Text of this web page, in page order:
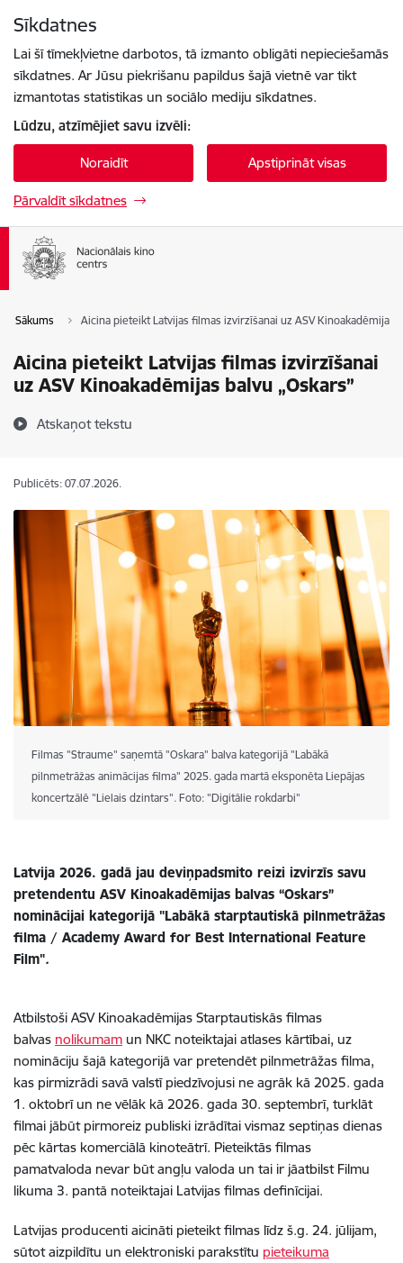
Sīkdatnes
Lai šī tīmekļvietne darbotos, tā izmanto obligāti nepieciešamās
sīkdatnes. Ar Jūsu piekrišanu papildus šajā vietnē var tikt
izmantotas statistikas un sociālo mediju sīkdatnes.
Lūdzu, atzīmējiet savu izvēli:
Noraidīt Apstiprināt visas
Pārvaldīt sīkdatnes
Sākums Aicina pieteikt Latvijas filmas izvirzīšanai uz ASV Kinoakadēmijas
Aicina pieteikt Latvijas filmas izvirzīšanai
uz ASV Kinoakadēmijas balvu „Oskars”
Atskaņot tekstu
Publicēts: 07.07.2026.
Filmas "Straume" saņemtā "Oskara" balva kategorijā "Labākā
pilnmetrāžas animācijas filma" 2025. gada martā eksponēta Liepājas
koncertzālē "Lielais dzintars". Foto: "Digitālie rokdarbi"
Latvija 2026. gadā jau deviņpadsmito reizi izvirzīs savu
pretendentu ASV Kinoakadēmijas balvas “Oskars”
nominācijai kategorijā "Labākā starptautiskā pilnmetrāžas
filma / Academy Award for Best International Feature
Film".
Atbilstoši ASV Kinoakadēmijas Starptautiskās filmas
balvas nolikumam un NKC noteiktajai atlases kārtībai, uz
nomināciju šajā kategorijā var pretendēt pilnmetrāžas filma,
kas pirmizrādi savā valstī piedzīvojusi ne agrāk kā 2025. gada
1. oktobrī un ne vēlāk kā 2026. gada 30. septembrī, turklāt
filmai jābūt pirmoreiz publiski izrādītai vismaz septiņas dienas
pēc kārtas komerciālā kinoteātrī. Pieteiktās filmas
pamatvaloda nevar būt angļu valoda un tai ir jāatbilst Filmu
likuma 3. pantā noteiktajai Latvijas filmas definīcijai.
Latvijas producenti aicināti pieteikt filmas līdz š.g. 24. jūlijam,
sūtot aizpildītu un elektroniski parakstītu pieteikuma